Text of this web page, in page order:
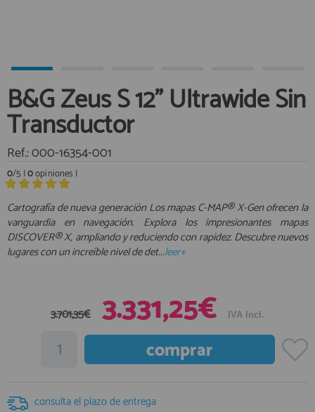
Libros
Mantenimiento y Limpieza
Motores
Navegacion
Neveras y Termos
Seguridad
Vela y Maniobra
Submarinismo
AFILIADOS
INFORMACION
registro cliente
Área profesionales
Regístrate y aprovecha los descuentos y ventajas de ser
Únete ya a los mas de de 500 Profesionales de la Náutica
registro profesional
B&G Zeus S 12" Ultrawide Sin
Transductor
Ref.: 000-16354-001
0/5 |0opiniones |
Cartografía de nueva generación Los mapas C-MAP® X-Gen ofrecen la
vanguardia en navegación. Explora los impresionantes mapas
DISCOVER® X, ampliando y reduciendo con rapidez. Descubre nuevos
lugares con un increíble nivel de det...leer+
3.701,35€ 3.331,25€ IVA Incl.
consulta el plazo de entrega